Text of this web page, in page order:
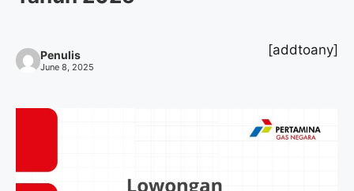
Penulis
June 8, 2025
[addtoany]